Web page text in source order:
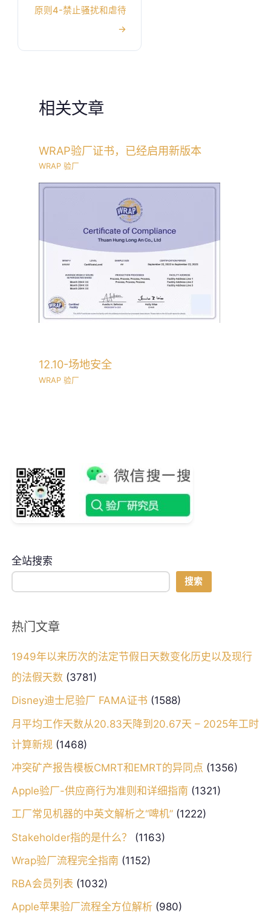
原则4-禁止骚扰和虐待
→
相关文章
WRAP验厂证书，已经启用新版本
WRAP 验厂
12.10-场地安全
WRAP 验厂
全站搜索
搜索
热门文章
1949年以来历次的法定节假日天数变化历史以及现行
的法假天数 (3781)
Disney迪士尼验厂 FAMA证书 (1588)
月平均工作天数从20.83天降到20.67天 – 2025年工时
计算新规(1468)
冲突矿产报告模板CMRT和EMRT的异同点 (1356)
Apple验厂-供应商行为准则和详细指南 (1321)
工厂常见机器的中英文解析之“啤机”(1222)
Stakeholder指的是什么？
(1163)
Wrap验厂流程完全指南 (1152)
RBA会员列表 (1032)
Apple苹果验厂流程全方位解析(980)